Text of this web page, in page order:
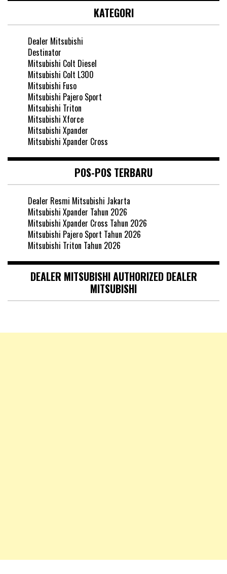
KATEGORI
Dealer Mitsubishi
Destinator
Mitsubishi Colt Diesel
Mitsubishi Colt L300
Mitsubishi Fuso
Mitsubishi Pajero Sport
Mitsubishi Triton
Mitsubishi Xforce
Mitsubishi Xpander
Mitsubishi Xpander Cross
POS-POS TERBARU
Dealer Resmi Mitsubishi Jakarta
Mitsubishi Xpander Tahun 2026
Mitsubishi Xpander Cross Tahun 2026
Mitsubishi Pajero Sport Tahun 2026
Mitsubishi Triton Tahun 2026
DEALER MITSUBISHI AUTHORIZED DEALER
MITSUBISHI